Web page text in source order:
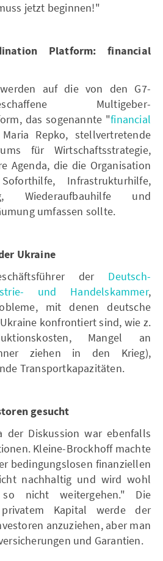
jetzt beginnen!"
Platform: financial
auf die von den G7-
Multigeber-
das sogenannte "financial
Repko, stellvertretende
für Wirtschaftsstrategie,
Agenda, die die Organisation
Infrastrukturhilfe,
Wiederaufbauhilfe und
umfassen sollte.
Ukraine
der Deutsch-
und Handelskammer,
mit denen deutsche
konfrontiert sind, wie z.
Mangel an
ziehen in den Krieg),
Transportkapazitäten.
gesucht
der Diskussion war ebenfalls
Kleine-Brockhoff machte
bedingungslosen finanziellen
nachhaltig und wird wohl
nicht weitergehen." Die
Kapital werde der
anzuziehen, aber man
und Garantien.